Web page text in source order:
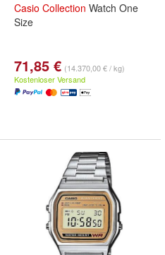
Casio Collection Watch One
Size
71,85 € (14.370,00 € / kg)
Kostenloser Versand